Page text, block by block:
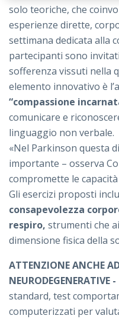
solo teoriche, che
esperienze dirette,
settimana dedicata alla
partecipanti sono
sofferenza vissuti nella
elemento innovativo è
“compassione
comunicare e
linguaggio non verbale.
«Nel Parkinson questa
importante – osserva
compromette le
Gli esercizi proposti
consapevolezza
respiro, strumenti che
dimensione fisica della
ATTENZIONE ANCHE
NEURODEGENERATIVE -
standard, test
computerizzati per